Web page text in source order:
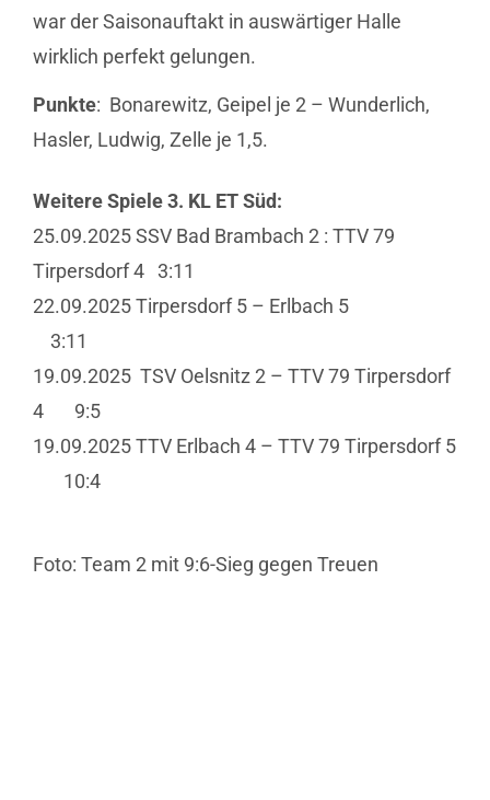
war der Saisonauftakt in auswärtiger Halle
wirklich perfekt gelungen.
Punkte: Bonarewitz, Geipel je 2 – Wunderlich,
Hasler, Ludwig, Zelle je 1,5.
Weitere Spiele 3. KL ET Süd:
25.09.2025 SSV Bad Brambach 2 : TTV 79
Tirpersdorf 4 3:11
22.09.2025 Tirpersdorf 5 – Erlbach 5
3:11
19.09.2025 TSV Oelsnitz 2 – TTV 79 Tirpersdorf
4 9:5
19.09.2025 TTV Erlbach 4 – TTV 79 Tirpersdorf 5
10:4
Foto: Team 2 mit 9:6-Sieg gegen Treuen